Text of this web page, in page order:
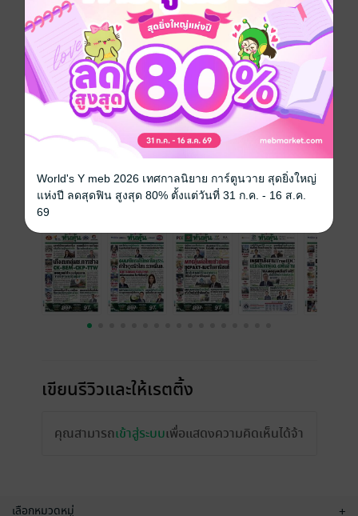
ทันหุ้น 16 มิถุนายน 2568
ประเภทไฟล์
วันที่วางขาย 13 มิถุนายน 2568
ความยาว
ฉบับย้อนหลัง
เขียนรีวิวและให้เรตติ้ง
คุณสามารถเข้าสู่ระบบเพื่อแสดงความคิดเห็นได้จ้า
เลือกหมวดหมู่ +
World's Y meb 2026 เทศกาลนิยาย การ์ตูนวาย สุดยิ่งใหญ่
แห่งปี ลดสุดฟิน สูงสุด 80% ตั้งแต่วันที่ 31 ก.ค. - 16 ส.ค.
69